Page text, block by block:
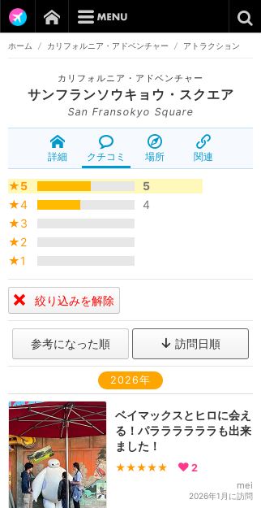
ホーム / カリフォルニア・アドベンチャー / アトラクション
カリフォルニア・アドベンチャー
サンフランソウキョウ・スクエア
San Fransokyo Square
詳細 クチコミ 場所 関連
★5
5
★4
4
★3
★2
★1
絞り込みを解除
参考になった順 訪問日順
2026年
ベイマックスとヒロに会え
る！パララララララも出来
ました！
★★★★★ 2
mei
2026年1月に訪問